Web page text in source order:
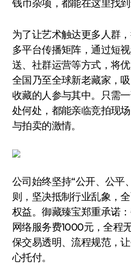
钱币杂项，都能在这里找到
为了让艺术触达更多人群
多平台传播矩阵，通过短
送、社群运营等方式，将
全国乃至全球新老藏家，
收藏的人参与其中。只需
处何处，都能亲临竞拍现
与拍卖的激情。
公司始终坚持“公开、公平
则，坚决抵制行业乱象，
权益。御藏臻宝郑重承诺
网络服务费1000元，全程
保交易透明、流程规范，
心托付。